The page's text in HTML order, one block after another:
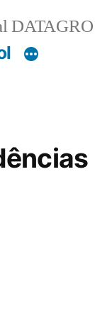
DATAGRO